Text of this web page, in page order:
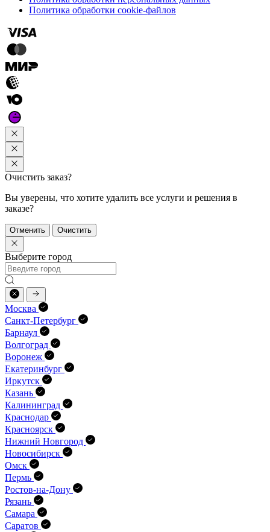
Политика обработки cookie-файлов
Очистить заказ?
Вы уверены, что хотите удалить все услуги и решения в
заказе?
Отменить Очистить
Выберите город
Москва
Санкт-Петербург
Барнаул
Волгоград
Воронеж
Екатеринбург
Иркутск
Казань
Калининград
Краснодар
Красноярск
Нижний Новгород
Новосибирск
Омск
Пермь
Ростов-на-Дону
Рязань
Самара
Саратов